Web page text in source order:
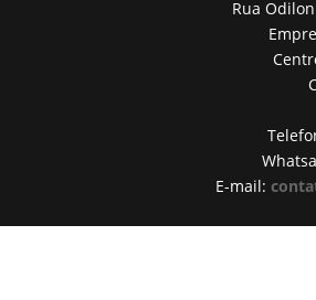
Rua
E-mail: